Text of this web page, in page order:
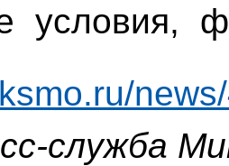
условия,
служба